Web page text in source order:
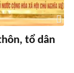
tổ dân